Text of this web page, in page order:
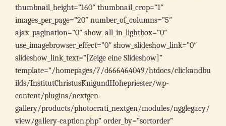
thumbnail_height=”160″ thumbnail_crop=”1″
images_per_page=”20″ number_of_columns=”5″
ajax_pagination=”0″ show_all_in_lightbox=”0″
use_imagebrowser_effect=”0″ show_slideshow_link=”0″
slideshow_link_text=”[Zeige eine Slideshow]”
template=”/homepages/7/d666464049/htdocs/clickandbu
ilds/InstitutChristusKnigundHohepriester/wp-
content/plugins/nextgen-
gallery/products/photocrati_nextgen/modules/ngglegacy/
view/gallery-caption.php” order_by=”sortorder”